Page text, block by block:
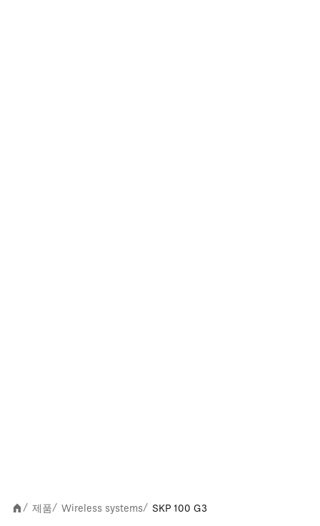
/ 제품/ Wireless systems/ SKP 100 G3